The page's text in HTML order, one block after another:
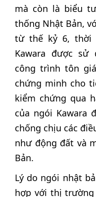
mà còn là biểu
thống Nhật Bản,
từ thế kỷ 6, thời
Kawara được
công trình tôn
chứng minh cho
kiểm chứng qua
của ngói Kawara
chống chịu các
như động đất và
Bản.
Lý do ngói nhật
hợp với thị trường